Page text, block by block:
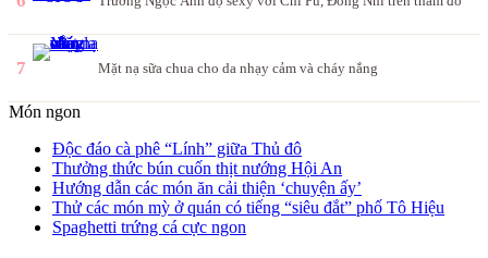
7 Mặt nạ sữa chua cho da nhạy cảm và cháy nắng
Món ngon
Độc đáo cà phê “Lính” giữa Thủ đô
Thưởng thức bún cuốn thịt nướng Hội An
Hướng dẫn các món ăn cải thiện ‘chuyện ấy’
Thử các món mỳ ở quán có tiếng “siêu đắt” phố Tô Hiệu
Spaghetti trứng cá cực ngon